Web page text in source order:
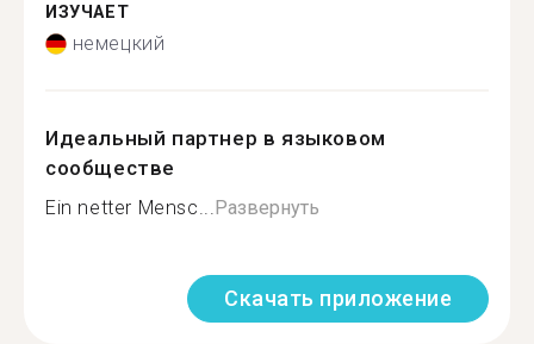
ИЗУЧАЕТ
немецкий
Идеальный партнер в языковом
сообществе
Ein netter Mensc...Развернуть
Скачать приложение